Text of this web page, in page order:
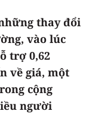
thay đổi
vào lúc
trợ 0,62
về giá, một
cộng
người